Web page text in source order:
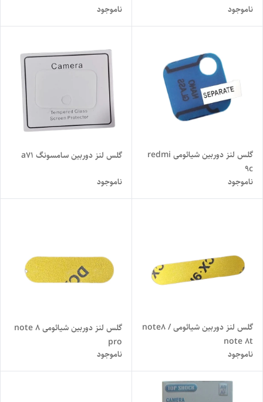
ناموجود ناموجود
گلس لنز دوربین شیائومی redmi
9c
ناموجود
گلس لنز دوربین سامسونگ a71
ناموجود
گلس لنز دوربین شیائومی note8 /
note 8t
ناموجود
گلس لنز دوربین شیائومی note 8
pro
ناموجود